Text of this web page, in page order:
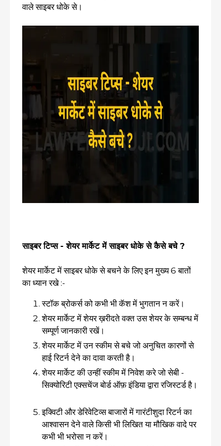
वाले साइबर धोके से।
साइबर टिप्स - शेयर मार्केट में साइबर धोके से कैसे बचे ?
शेयर मार्केट में साइबर धोके से बचने के लिए इन मुख्य 6 बातों
का ध्यान रखे :-
स्टॉक ब्रोकर्स को कभी भी कॅश में भुगतान न करें।
शेयर मार्केट में शेयर ख़रीदते वक्त उस शेयर के सम्बन्ध में
सम्पूर्ण जानकारी रखें।
शेयर मार्केट में उन स्कीम से बचे जो अनुचित कारणों से
हाई रिटर्न देने का दावा करती है।
शेयर मार्केट की उन्हीं स्कीम में निवेश करे जो सेबी -
सिक्योरिटी एक्सचेंज बोर्ड ऑफ़ इंडिया द्वारा रजिस्टर्ड है।
इक्विटी और डेरिवेटिव्स बाजारों में गारंटीशुदा रिटर्न का
आश्वासन देने वाले किसी भी लिखित या मौखिक वादे पर
कभी भी भरोसा न करें।